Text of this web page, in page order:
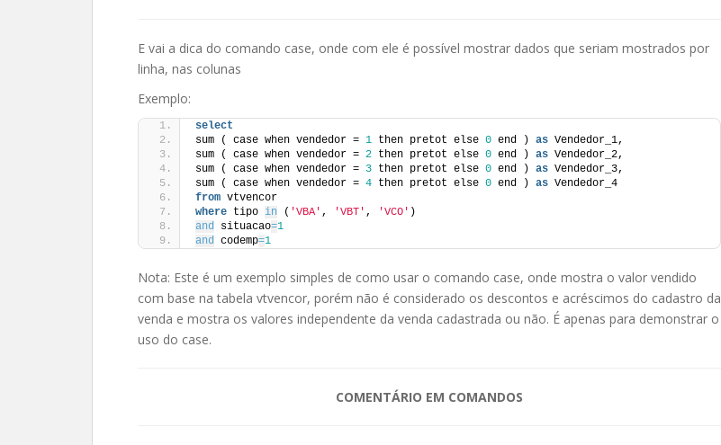
E vai a dica do comando case, onde com ele é possível mostrar dados que seriam mostrados por
linha, nas colunas
Exemplo:
select
sum ( case when vendedor = 1 then pretot else 0 end ) as Vendedor_1,
sum ( case when vendedor = 2 then pretot else 0 end ) as Vendedor_2,
sum ( case when vendedor = 3 then pretot else 0 end ) as Vendedor_3,
sum ( case when vendedor = 4 then pretot else 0 end ) as Vendedor_4
from vtvencor
where tipo in ( 'VBA' , 'VBT' , 'VCO' )
and situacao=1
and codemp=1
Nota: Este é um exemplo simples de como usar o comando case, onde mostra o valor vendido
com base na tabela vtvencor, porém não é considerado os descontos e acréscimos do cadastro da
venda e mostra os valores independente da venda cadastrada ou não. É apenas para demonstrar o
uso do case.
COMENTÁRIO EM COMANDOS